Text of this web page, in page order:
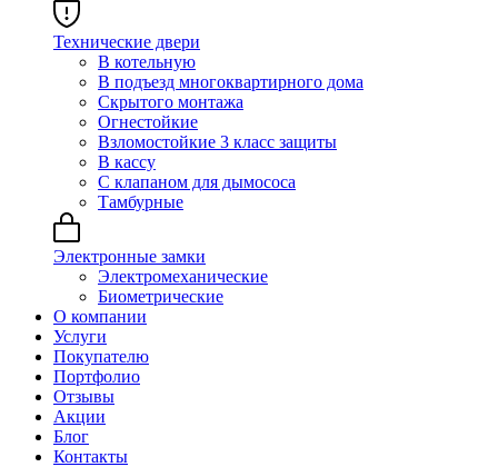
Технические двери
В котельную
В подъезд многоквартирного дома
Скрытого монтажа
Огнестойкие
Взломостойкие 3 класс защиты
В кассу
С клапаном для дымососа
Тамбурные
Электронные замки
Электромеханические
Биометрические
О компании
Услуги
Покупателю
Портфолио
Отзывы
Акции
Блог
Контакты